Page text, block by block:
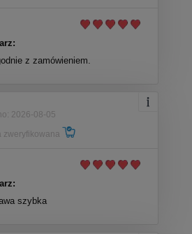
z zamówieniem.
2026-08-05
zweryfikowana
szybka